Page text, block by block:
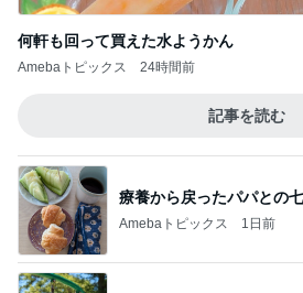
Amebaトピックス 1日前
Amebaトピックス 1日前
食事制限せず我慢もせずに
Amebaトピックス 1日前